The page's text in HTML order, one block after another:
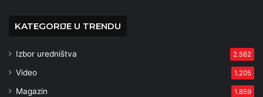
KATEGORIJE U TRENDU
Izbor uredništva 2.562
Video 1.205
Magazin 1.859